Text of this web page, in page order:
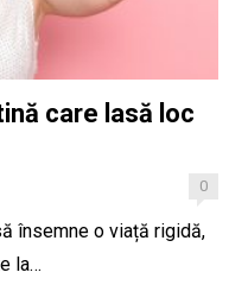
care lasă loc
0
însemne o viață rigidă,
la…